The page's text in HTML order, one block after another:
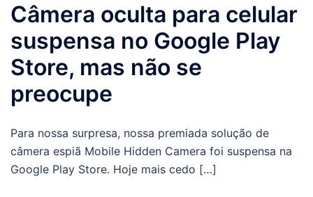
Câmera oculta para celular
suspensa no Google Play
Store, mas não se
preocupe
Para nossa surpresa, nossa premiada solução de
câmera espiã Mobile Hidden Camera foi suspensa na
Google Play Store. Hoje mais cedo […]